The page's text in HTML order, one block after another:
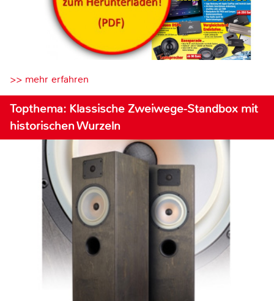
>> mehr erfahren
Topthema: Klassische Zweiwege-Standbox mit
historischen Wurzeln